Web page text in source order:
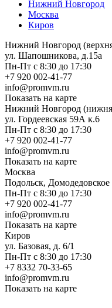
Нижний Новгород
Москва
Киров
Нижний Новгород
ул. Шапошникова, д.15а
Пн-Пт с 8:30 до 17:30
+7 920 002-41-77
info@promvm.ru
Показать на карте
Нижний Новгород
ул. Гордеевская 59А к.6
Пн-Пт с 8:30 до 17:30
+7 920 002-41-77
info@promvm.ru
Показать на карте
Москва
Подольск,
Пн-Пт с 8:30 до 17:30
+7 920 002-41-77
info@promvm.ru
Показать на карте
Киров
ул. Базовая, д. 6/1
Пн-Пт с 8:30 до 17:30
+7 8332 70-33-65
info@promvm.ru
Показать на карте